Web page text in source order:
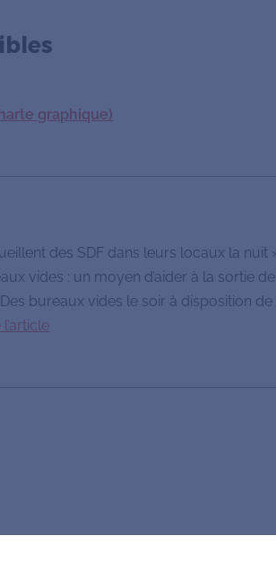
graphique)
des SDF dans leurs locaux la nuit
vides : un moyen d’aider à la sortie
bureaux vides le soir à disposition
l’article